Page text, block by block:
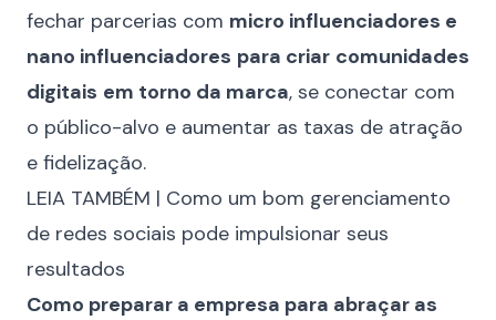
fechar parcerias com micro influenciadores e
nano influenciadores para criar comunidades
digitais em torno da marca, se conectar com
o público-alvo e aumentar as taxas de atração
e fidelização.
LEIA TAMBÉM | Como um bom gerenciamento
de redes sociais pode impulsionar seus
resultados
Como preparar a empresa para abraçar as